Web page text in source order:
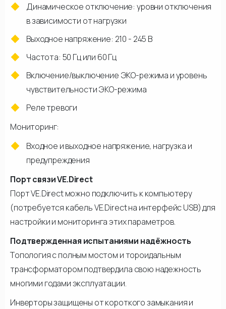
Динамическое отключение: уровни отключения
в зависимости от нагрузки
Выходное напряжение: 210 - 245 В
Частота: 50 Гц или 60 Гц
Включение/выключение ЭКО-режима и уровень
чувствительности ЭКО-режима
Реле тревоги
Мониторинг:
Входное и выходное напряжение, нагрузка и
предупреждения
Порт связи VE.Direct
Порт VE.Direct можно подключить к компьютеру
(потребуется кабель VE.Direct на интерфейс USB) для
настройки и мониторинга этих параметров.
Подтвержденная испытаниями надёжность
Топология с полным мостом и тороидальным
трансформатором подтвердила свою надежность
многими годами эксплуатации.
Инверторы защищены от короткого замыкания и